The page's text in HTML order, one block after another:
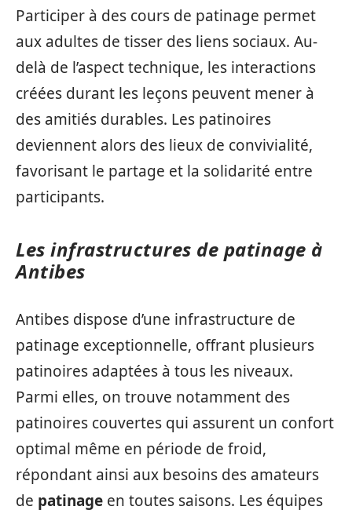
Participer à des cours de patinage permet
aux adultes de tisser des liens sociaux. Au-
delà de l’aspect technique, les interactions
créées durant les leçons peuvent mener à
des amitiés durables. Les patinoires
deviennent alors des lieux de convivialité,
favorisant le partage et la solidarité entre
participants.
Les infrastructures de patinage à
Antibes
Antibes dispose d’une infrastructure de
patinage exceptionnelle, offrant plusieurs
patinoires adaptées à tous les niveaux.
Parmi elles, on trouve notamment des
patinoires couvertes qui assurent un confort
optimal même en période de froid,
répondant ainsi aux besoins des amateurs
de patinage en toutes saisons. Les équipes